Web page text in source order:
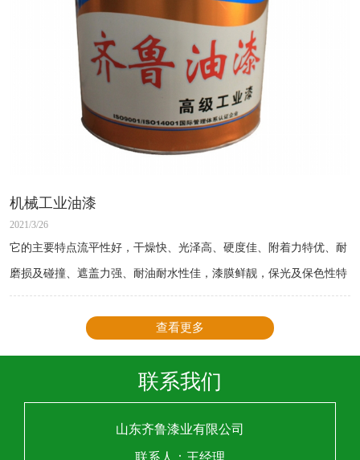
机械工业油漆
2021/3/26
它的主要特点流平性好，干燥快、光泽高、硬度佳、附着力特优、耐
磨损及碰撞、遮盖力强、耐油耐水性佳，漆膜鲜靓，保光及保色性特
佳。
查看更多
联系我们
山东齐鲁漆业有限公司